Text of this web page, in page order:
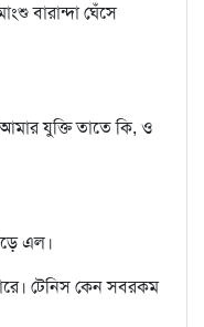
বারান্দা ঘেঁসে
যুক্তি তাতে কি, ও
এল।
টেনিস কেন সবরকম